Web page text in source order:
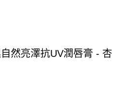
然亮澤抗UV潤唇膏 - 杏